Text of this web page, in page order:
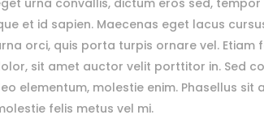
urna convallis, dictum eros sed,
et id sapien. Maecenas eget lacus
orci, quis porta turpis ornare vel.
sit amet auctor velit porttitor in. Sed
elementum, molestie enim. Phasellus
felis metus vel mi.